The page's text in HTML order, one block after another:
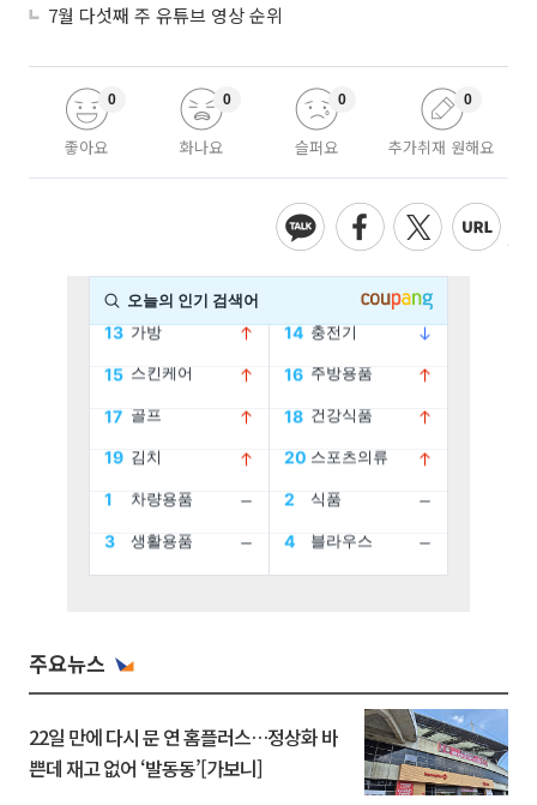
7월 다섯째 주 유튜브 영상 순위
좋아요
0
화나요
0
슬퍼요
0
추가취재 원해요
0
주요뉴스
22일 만에 다시 문 연 홈플러스…정상화 바
쁜데 재고 없어 ‘발동동’[가보니]